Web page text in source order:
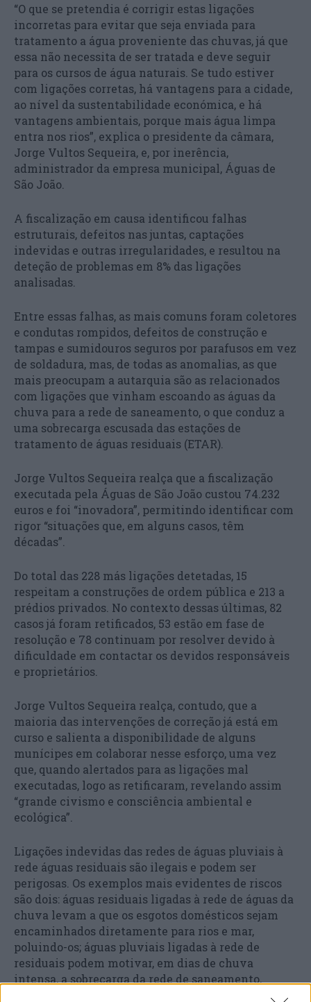
“O que se pretendia é corrigir estas ligações
incorretas para evitar que seja enviada para
tratamento a água proveniente das chuvas, já que
essa não necessita de ser tratada e deve seguir
para os cursos de água naturais. Se tudo estiver
com ligações corretas, há vantagens para a cidade,
ao nível da sustentabilidade económica, e há
vantagens ambientais, porque mais água limpa
entra nos rios”, explica o presidente da câmara,
Jorge Vultos Sequeira, e, por inerência,
administrador da empresa municipal, Águas de
São João.
A fiscalização em causa identificou falhas
estruturais, defeitos nas juntas, captações
indevidas e outras irregularidades, e resultou na
deteção de problemas em 8% das ligações
analisadas.
Entre essas falhas, as mais comuns foram coletores
e condutas rompidos, defeitos de construção e
tampas e sumidouros seguros por parafusos em vez
de soldadura, mas, de todas as anomalias, as que
mais preocupam a autarquia são as relacionados
com ligações que vinham escoando as águas da
chuva para a rede de saneamento, o que conduz a
uma sobrecarga escusada das estações de
tratamento de águas residuais (ETAR).
Jorge Vultos Sequeira realça que a fiscalização
executada pela Águas de São João custou 74.232
euros e foi “inovadora”, permitindo identificar com
rigor “situações que, em alguns casos, têm
décadas”.
Do total das 228 más ligações detetadas, 15
respeitam a construções de ordem pública e 213 a
prédios privados. No contexto dessas últimas, 82
casos já foram retificados, 53 estão em fase de
resolução e 78 continuam por resolver devido à
dificuldade em contactar os devidos responsáveis
e proprietários.
Jorge Vultos Sequeira realça, contudo, que a
maioria das intervenções de correção já está em
curso e salienta a disponibilidade de alguns
munícipes em colaborar nesse esforço, uma vez
que, quando alertados para as ligações mal
executadas, logo as retificaram, revelando assim
“grande civismo e consciência ambiental e
ecológica”.
Ligações indevidas das redes de águas pluviais à
rede águas residuais são ilegais e podem ser
perigosas. Os exemplos mais evidentes de riscos
são dois: águas residuais ligadas à rede de águas da
chuva levam a que os esgotos domésticos sejam
encaminhados diretamente para rios e mar,
poluindo-os; águas pluviais ligadas à rede de
residuais podem motivar, em dias de chuva
intensa, a sobrecarga da rede de saneamento,
provocando inundações domésticas por água com